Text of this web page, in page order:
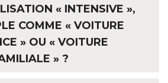
« INTENSIVE »,
COMME « VOITURE
» OU « VOITURE
» ?